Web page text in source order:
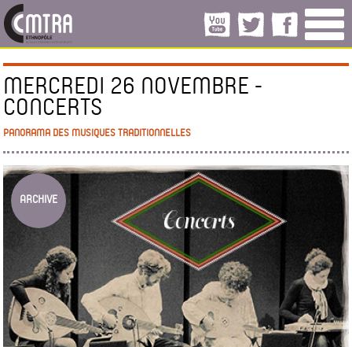
MERCREDI 26 NOVEMBRE -
CONCERTS
PANORAMA DES MUSIQUES TRADITIONNELLES
ARCHIVE